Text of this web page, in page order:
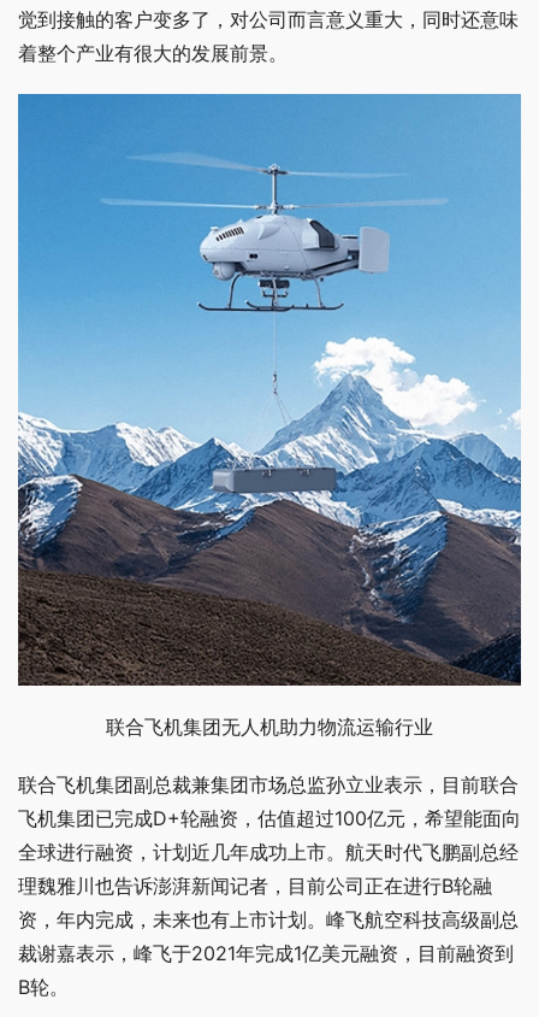
觉到接触的客户变多了，对公司而言意义重大，同时还意味
着整个产业有很大的发展前景。
联合飞机集团无人机助力物流运输行业
联合飞机集团副总裁兼集团市场总监孙立业表示，目前联合
飞机集团已完成D+轮融资，估值超过100亿元，希望能面向
全球进行融资，计划近几年成功上市。航天时代飞鹏副总经
理魏雅川也告诉澎湃新闻记者，目前公司正在进行B轮融
资，年内完成，未来也有上市计划。峰飞航空科技高级副总
裁谢嘉表示，峰飞于2021年完成1亿美元融资，目前融资到
B轮。